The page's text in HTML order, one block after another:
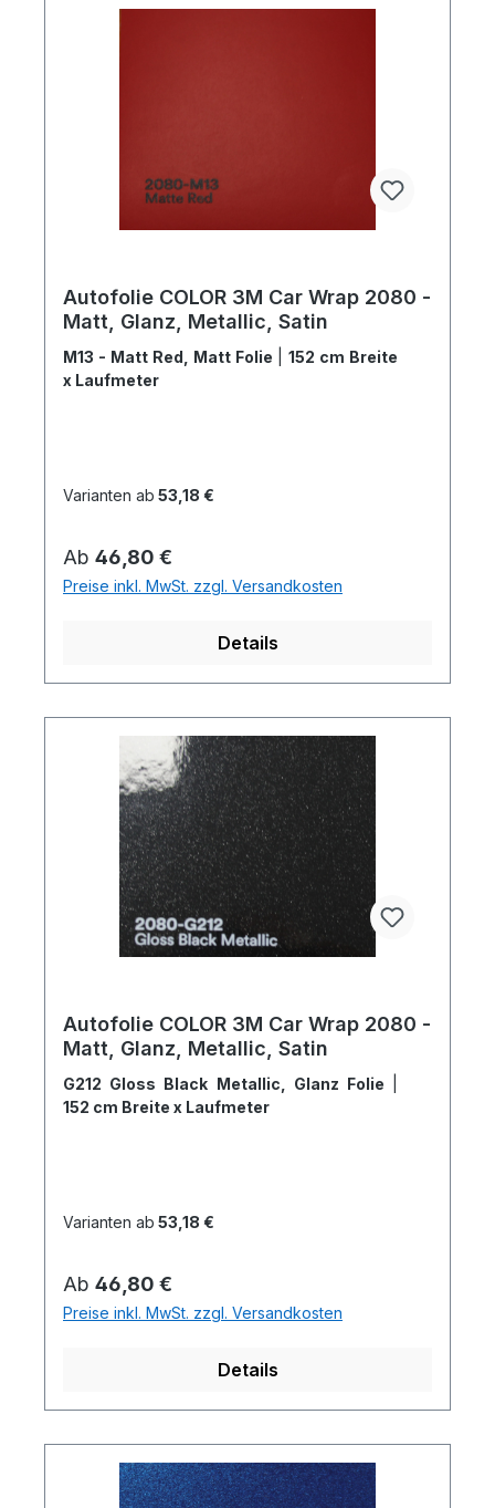
Autofolie COLOR 3M Car Wrap 2080 -
Matt, Glanz, Metallic, Satin
M13 - Matt Red, Matt Folie
152 cm Breite
x Laufmeter
Varianten ab 53,18 €
Regulärer Preis:
Ab 46,80 €
Preise inkl. MwSt. zzgl. Versandkosten
Details
Autofolie COLOR 3M Car Wrap 2080 -
Matt, Glanz, Metallic, Satin
G212 Gloss Black Metallic, Glanz Folie
152 cm Breite x Laufmeter
Varianten ab 53,18 €
Regulärer Preis:
Ab 46,80 €
Preise inkl. MwSt. zzgl. Versandkosten
Details